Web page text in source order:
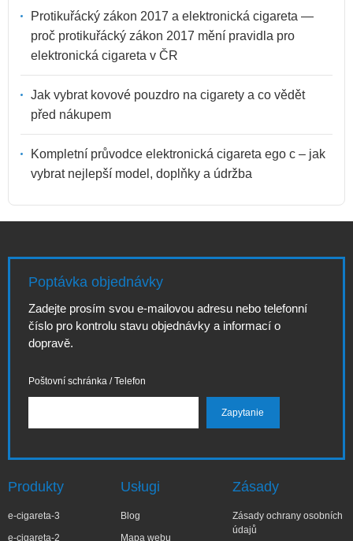
Protikuřácký zákon 2017 a elektronická cigareta —
proč protikuřácký zákon 2017 mění pravidla pro
elektronická cigareta v ČR
Jak vybrat kovové pouzdro na cigarety a co vědět
před nákupem
Kompletní průvodce elektronická cigareta ego c – jak
vybrat nejlepší model, doplňky a údržba
Poptávka objednávky
Zadejte prosím svou e-mailovou adresu nebo telefonní
číslo pro kontrolu stavu objednávky a informací o
dopravě.
Poštovní schránka / Telefon
Produkty
e-cigareta-3
e-cigareta-2
Usługi
Blog
Mapa webu
Zásady
Zásady ochrany osobních
údajů